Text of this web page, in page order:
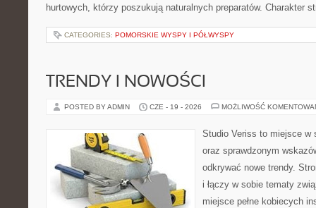
hurtowych, którzy poszukują naturalnych preparatów. Charakter
CATEGORIES: POMORSKIE WYSPY I PÓŁWYSPY
TRENDY I NOWOŚCI
POSTED BY ADMIN CZE - 19 - 2026 MOŻLIWOŚĆ
Studio Veriss to miejsce w
oraz sprawdzonym
odkrywać nowe trendy.
i łączy w sobie tematy
miejsce pełne kobiecych